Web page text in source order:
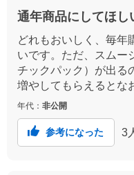
通年商品にしてほし
どれもおいしく、毎年
いです。ただ、スムー
チックパック）が出る
増やしてもらえるとな
年代： 非公開
参考になった 3